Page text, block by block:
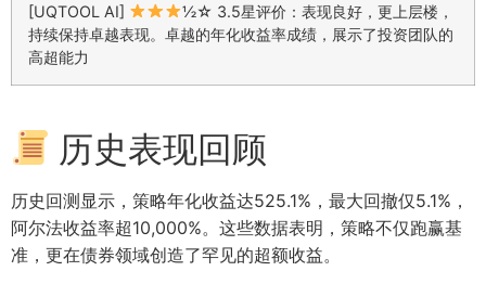
[UQTOOL AI]
½☆ 3.5星评价：表现良好，更上层楼，
持续保持卓越表现。卓越的年化收益率成绩，展示了投资团队的
高超能力
历史表现回顾
历史回测显示，策略年化收益达525.1%，最大回撤仅5.1%，
阿尔法收益率超10,000%。这些数据表明，策略不仅跑赢基
准，更在债券领域创造了罕见的超额收益。